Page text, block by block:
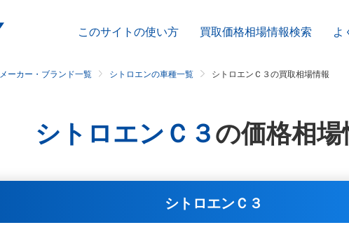
このサイトの使い方 買取価格相場情報検索 よ
メーカー・ブランド一覧 シトロエンの車種一覧 シトロエンＣ３の買取相場情報
シトロエンＣ３の価格相場
シトロエンＣ３